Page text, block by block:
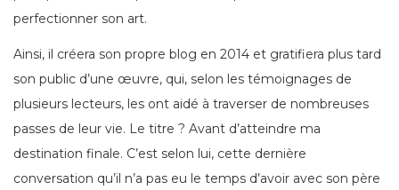
perfectionner son art.
Ainsi, il créera son propre blog en 2014 et gratifiera plus tard
son public d’une œuvre, qui, selon les témoignages de
plusieurs lecteurs, les ont aidé à traverser de nombreuses
passes de leur vie. Le titre ? Avant d’atteindre ma
destination finale. C’est selon lui, cette dernière
conversation qu’il n’a pas eu le temps d’avoir avec son père